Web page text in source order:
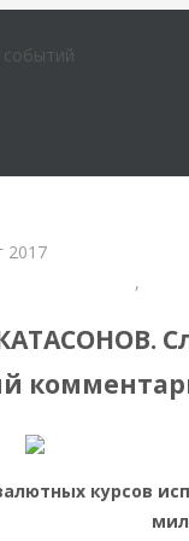
событий
2017
и беседы ,
курсов